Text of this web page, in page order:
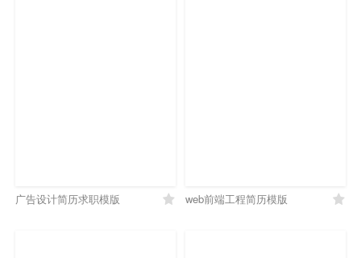
广告设计简历求职模版 web前端工程简历模版